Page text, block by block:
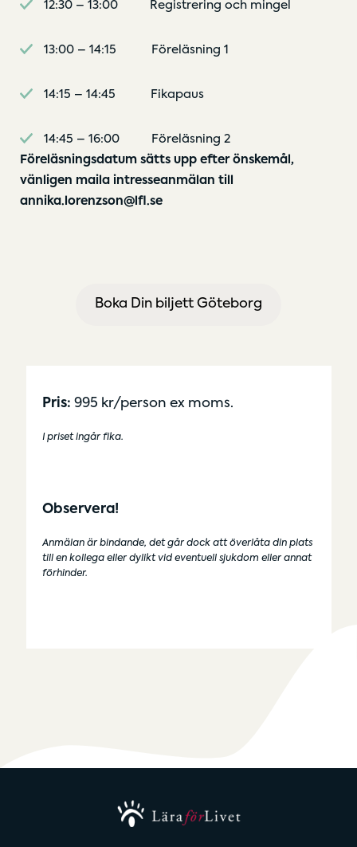
12:30 – 13:00 Registrering och mingel
13:00 – 14:15 Föreläsning 1
14:15 – 14:45 Fikapaus
14:45 – 16:00 Föreläsning 2
Föreläsningsdatum sätts upp efter önskemål,
vänligen maila intresseanmälan till
annika.lorenzson@lfl.se
Boka Din biljett Göteborg
Pris: 995 kr/person ex moms.
I priset ingår fika.
Observera!
Anmälan är bindande, det går dock att överlåta din plats
till en kollega eller dylikt vid eventuell sjukdom eller annat
förhinder.